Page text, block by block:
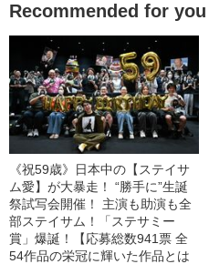
Recommended for you
《祝59歳》日本中の【ステイサ
ム愛】が大暴走！ “勝手に”生誕
祭試写会開催！ 主演も助演も全
部ステイサム！「ステサミー
賞」爆誕！【応募総数941票 全
54作品の栄冠に輝いた作品とは